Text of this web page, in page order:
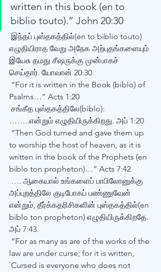
written in this book (en to
biblio touto).” John 20:30
எழுதியிராத வேறு அநேக அற்புதங்களையும்
இயேசு தமது சீஷருக்கு முன்பாகச்
செய்தார். யோவான் 20:30
Psalms…” Acts 1:20
……..என்றும் எழுதியிருக்கிறது. அப் 1:20
to worship the host of heaven, as it is
written in the book of the Prophets (en
biblo ton propheton)…” Acts 7:42
அப்புறத்திலே குடிபோகப் பண்ணுவேன்
என்றும், தீர்க்கதரிசிகளின் புஸ்தகத்தில்(en
biblo ton propheton) எழுதியிருக்கிறதே.
அப் 7:43.
law are under curse; for it is written,
`Cursed is everyone who does not